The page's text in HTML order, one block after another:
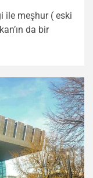
ile meşhur ( eski
da bir